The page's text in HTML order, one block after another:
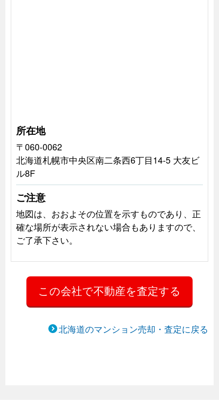
所在地
〒060-0062
北海道札幌市中央区南二条西6丁目14-5 大友ビ
ル8F
ご注意
地図は、おおよその位置を示すものであり、正
確な場所が表示されない場合もありますので、
ご了承下さい。
北海道のマンション売却・査定に戻る